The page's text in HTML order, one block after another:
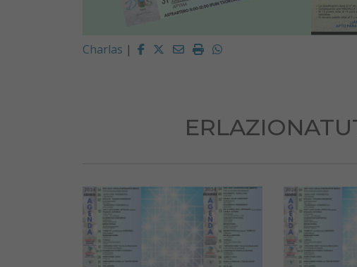
Charlas | Facebook
Twitter
EmailImprimirWhatsapp